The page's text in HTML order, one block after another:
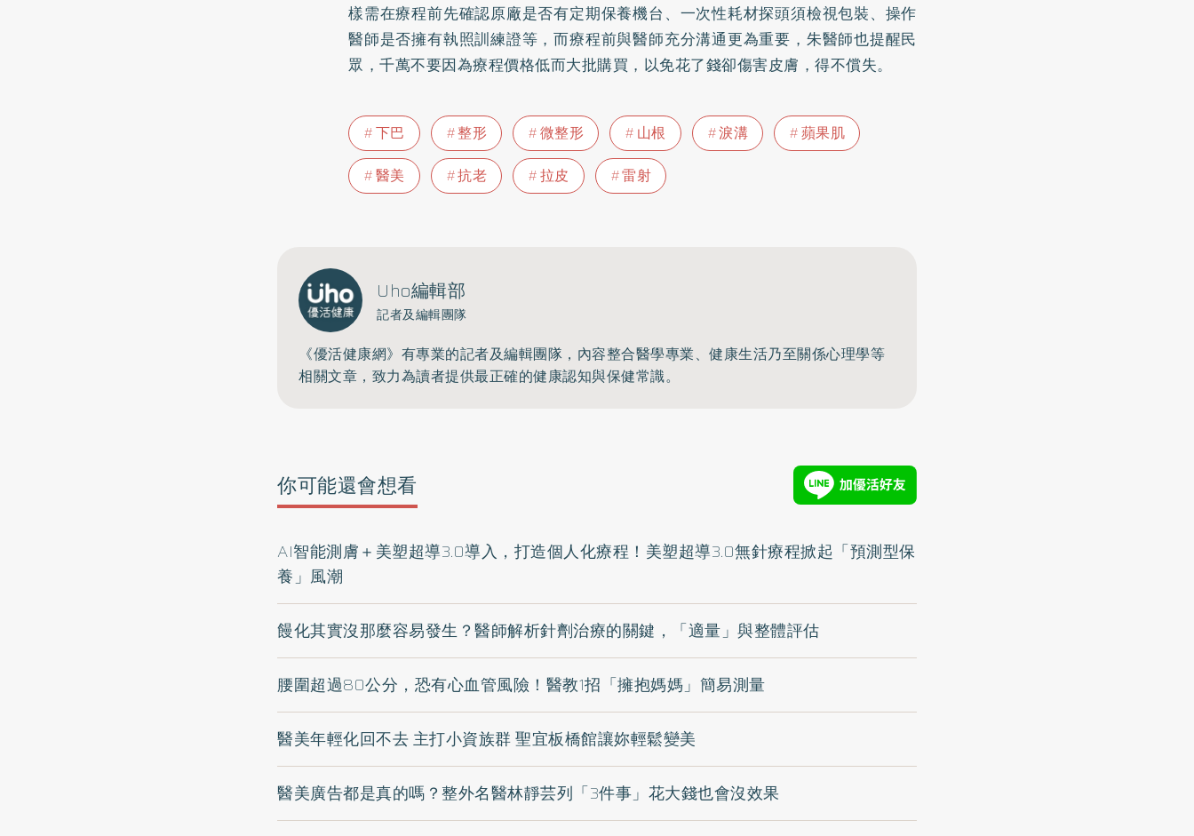
樣需在療程前先確認原廠是否有定期保養機台、一次性耗材探頭須檢視包裝、操作
醫師是否擁有執照訓練證等，而療程前與醫師充分溝通更為重要，朱醫師也提醒民
眾，千萬不要因為療程價格低而大批購買，以免花了錢卻傷害皮膚，得不償失。
下巴 整形 微整形 山根 淚溝
蘋果肌
醫美
抗老 拉皮 雷射
Uho編輯部
記者及編輯團隊
《優活健康網》有專業的記者及編輯團隊，內容整合醫學專業、健康生活乃至關係心理學等
相關文章，致力為讀者提供最正確的健康認知與保健常識。
你可能還會想看
AI智能測膚＋美塑超導3.0導入，打造個人化療程！美塑超導3.0無針療程掀起「預測型保
養」風潮
饅化其實沒那麼容易發生？醫師解析針劑治療的關鍵，「適量」與整體評估
腰圍超過80公分，恐有心血管風險！醫教1招「擁抱媽媽」簡易測量
醫美年輕化回不去 主打小資族群 聖宜板橋館讓妳輕鬆變美
醫美廣告都是真的嗎？整外名醫林靜芸列「3件事」花大錢也會沒效果